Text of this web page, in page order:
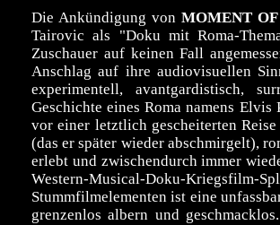
Die Ankündigung von MOMENT
Tairovic als "Doku mit Roma-
Zuschauer auf keinen Fall
Anschlag auf ihre audiovisuellen
experimentell, avantgardistisch,
Geschichte eines Roma namens
vor einer letztlich gescheiterten
(das er später wieder abschmirgelt),
erlebt und zwischendurch immer
Western-Musical-Doku-
Stummfilmelementen ist eine
grenzenlos albern und